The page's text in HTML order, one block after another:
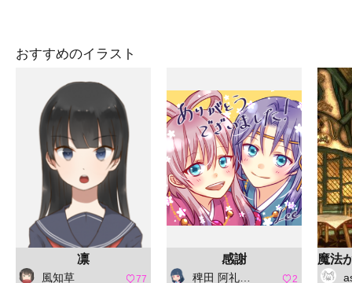
おすすめのイラスト
凛
風知草 77
感謝
稗田 阿礼（ひえだ あれ） 2